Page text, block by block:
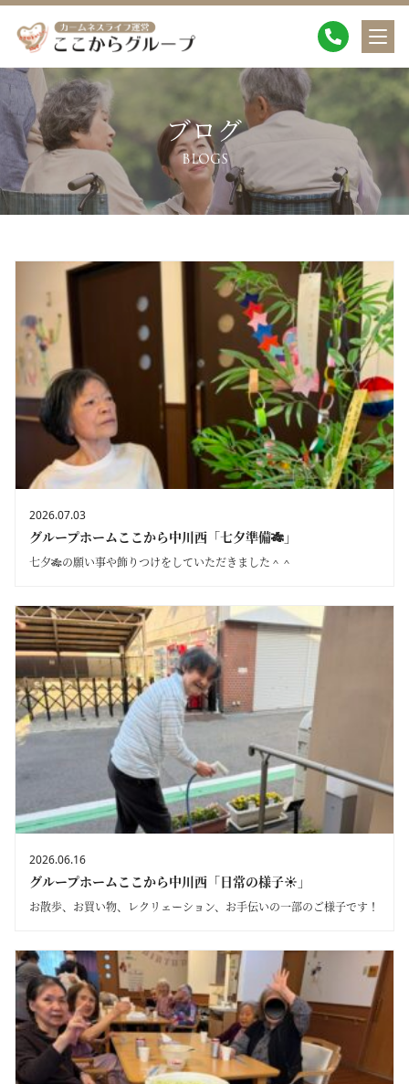
ブログ
BLOGS
2026.07.03
グループホームここから中川西「七夕準備🎋」
七夕🎋の願い事や飾りつけをしていただきました＾＾
2026.06.16
グループホームここから中川西「日常の様子☀」
お散歩、お買い物、レクリェーション、お手伝いの一部のご様子です！